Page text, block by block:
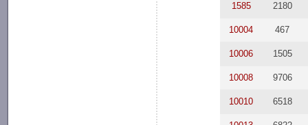
1585 2180
10004 467
10006 1505
10008 9706
10010 6518